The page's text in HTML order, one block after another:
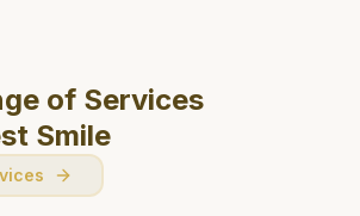
of Services
Smile